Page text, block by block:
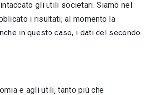
gli utili societari. Siamo nel
i risultati; al momento la
in questo caso, i dati del secondo
e agli utili, tanto più che